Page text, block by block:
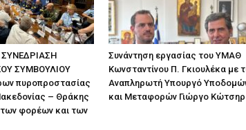
ΣΥΜΒΟΥΛΙΟΥ
πυροπροστασίας
– Θράκης
φορέων και των
Συνάντηση εργασίας του ΥΜΑΘ
Κωνσταντίνου Π. Γκιουλέκα με
Αναπληρωτή Υπουργό
και Μεταφορών Γιώργο